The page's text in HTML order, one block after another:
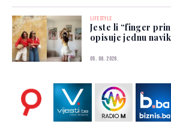
LIFESTYLE
Jeste li “finger
opisuje jednu
05. 08. 2026.